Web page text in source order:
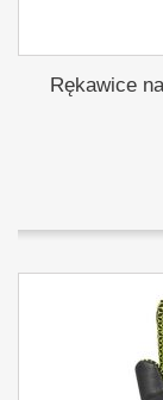
Rękawice